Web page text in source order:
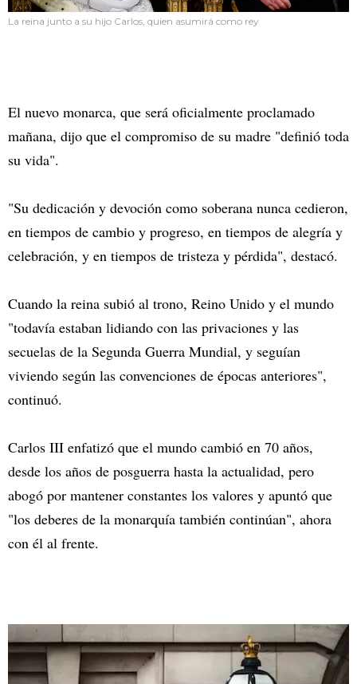
La reina junto a su hijo Carlos, quien asumirá como rey
El nuevo monarca, que será oficialmente proclamado
mañana, dijo que el compromiso de su madre "definió toda
su vida".
"Su dedicación y devoción como soberana nunca cedieron,
en tiempos de cambio y progreso, en tiempos de alegría y
celebración, y en tiempos de tristeza y pérdida", destacó.
Cuando la reina subió al trono, Reino Unido y el mundo
"todavía estaban lidiando con las privaciones y las
secuelas de la Segunda Guerra Mundial, y seguían
viviendo según las convenciones de épocas anteriores",
continuó.
Carlos III enfatizó que el mundo cambió en 70 años,
desde los años de posguerra hasta la actualidad, pero
abogó por mantener constantes los valores y apuntó que
"los deberes de la monarquía también continúan", ahora
con él al frente.